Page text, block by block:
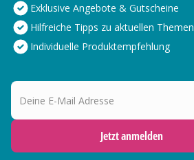
Exklusive Angebote & Gutscheine
Hilfreiche Tipps zu aktuellen Themen
Individuelle Produktempfehlung
Deine E-Mail Adresse
Jetzt anmelden